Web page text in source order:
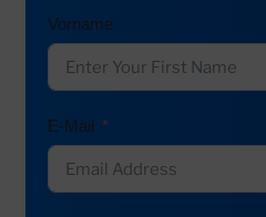
Vorname
E-Mail